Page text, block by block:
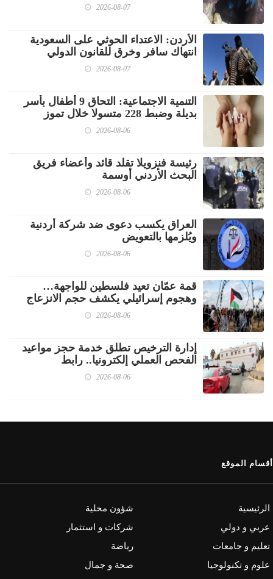
2026-08-07
الأردن: الاعتداء الحوثي على السعودية
انتهاك سافر وخرق للقانون الدولي
2026-08-07
‏التنمية الاجتماعية: التحاق 9 أطفال بأسر
بديلة وضبط 228 متسولا خلال تموز
2026-08-06
رئيسة فنزويلا تقلد قائد وأعضاء فريق
البحث الأردني أوسمة
2026-08-06
العراق يكسب دعوى ضد شركة أردنية
ويُلزمها بالتعويض
2026-08-06
قمة عمّان تعيد فلسطين للواجهة…
وهجوم إسرائيلي يكشف حجم الانزعاج
2026-08-06
إدارة الترخيص تطلق خدمة حجز مواعيد
الفحص العملي إلكترونيا.. رابط
2026-08-06
أقسام الموقع
الرئيسية
شؤون محلية
عربي و دولي
شركات و استثمار
تعليم و جامعات
رياضة
علوم و تكنولوجيا
صحة و جمال